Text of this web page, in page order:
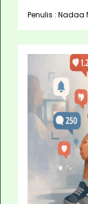
Penulis : Nadaa